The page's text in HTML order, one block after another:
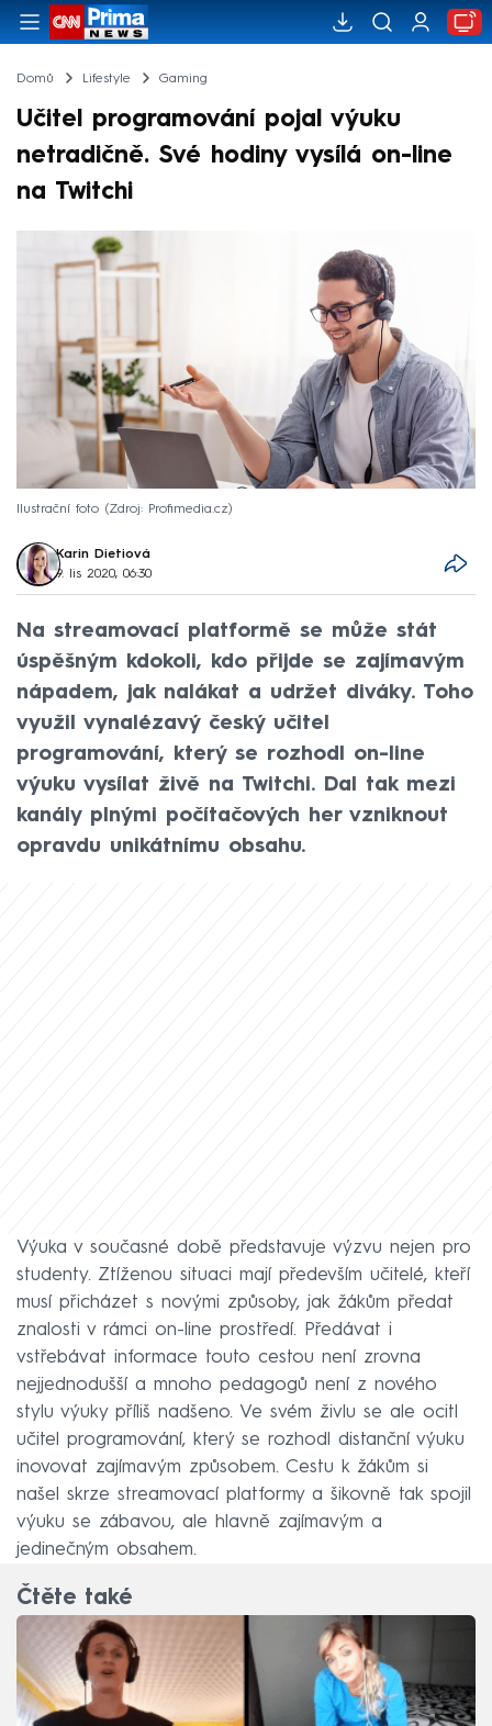
Domů Lifestyle Gaming
Učitel programování pojal výuku
netradičně. Své hodiny vysílá on-line
na Twitchi
Ilustrační foto Zdroj: Profimedia.cz
Karin Dietiová
9. lis 2020, 06:30
Na streamovací platformě se může stát
úspěšným kdokoli, kdo přijde se zajímavým
nápadem, jak nalákat a udržet diváky. Toho
využil vynalézavý český učitel
programování, který se rozhodl on-line
výuku vysílat živě na Twitchi. Dal tak mezi
kanály plnými počítačových her vzniknout
opravdu unikátnímu obsahu.
Výuka v současné době představuje výzvu nejen pro
studenty. Ztíženou situaci mají především učitelé, kteří
musí přicházet s novými způsoby, jak žákům předat
znalosti v rámci on-line prostředí. Předávat i
vstřebávat informace touto cestou není zrovna
nejjednodušší a mnoho pedagogů není z nového
stylu výuky příliš nadšeno. Ve svém živlu se ale ocitl
učitel programování, který se rozhodl distanční výuku
inovovat zajímavým způsobem. Cestu k žákům si
našel skrze streamovací platformy a šikovně tak spojil
výuku se zábavou, ale hlavně zajímavým a
jedinečným obsahem.
Čtěte také